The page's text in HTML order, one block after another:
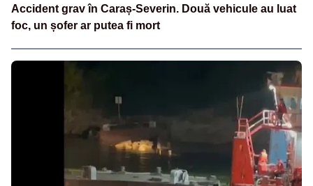
Accident grav în Caraș-Severin. Două vehicule au luat
foc, un șofer ar putea fi mort